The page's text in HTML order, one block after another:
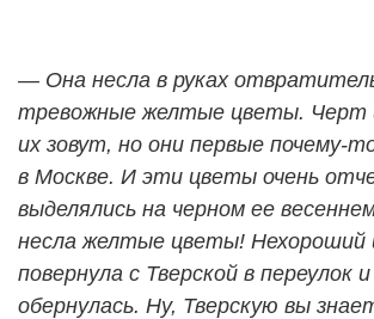
— Она несла в руках
тревожные желтые цветы. Черт
их зовут, но они первые почему-
в Москве. И эти цветы очень
выделялись на черном ее
несла желтые цветы! Нехороший
повернула с Тверской в переулок
обернулась. Ну, Тверскую вы